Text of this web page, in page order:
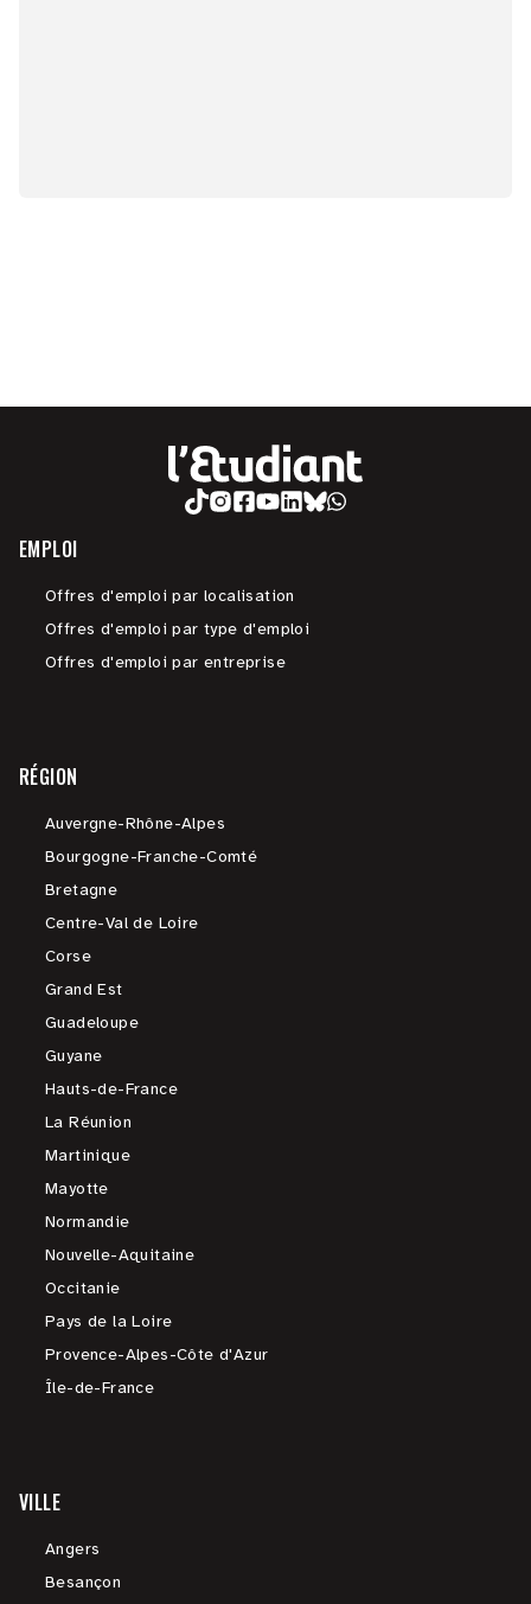
EMPLOI
Offres d'emploi par localisation
Offres d'emploi par type d'emploi
Offres d'emploi par entreprise
RÉGION
Auvergne-Rhône-Alpes
Bourgogne-Franche-Comté
Bretagne
Centre-Val de Loire
Corse
Grand Est
Guadeloupe
Guyane
Hauts-de-France
La Réunion
Martinique
Mayotte
Normandie
Nouvelle-Aquitaine
Occitanie
Pays de la Loire
Provence-Alpes-Côte d'Azur
Île-de-France
VILLE
Angers
Besançon